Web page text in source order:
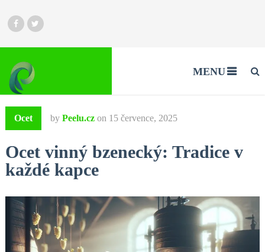
MENU
Ocet by Peelu.cz on 15 července, 2025
Ocet vinný bzenecký: Tradice v
každé kapce